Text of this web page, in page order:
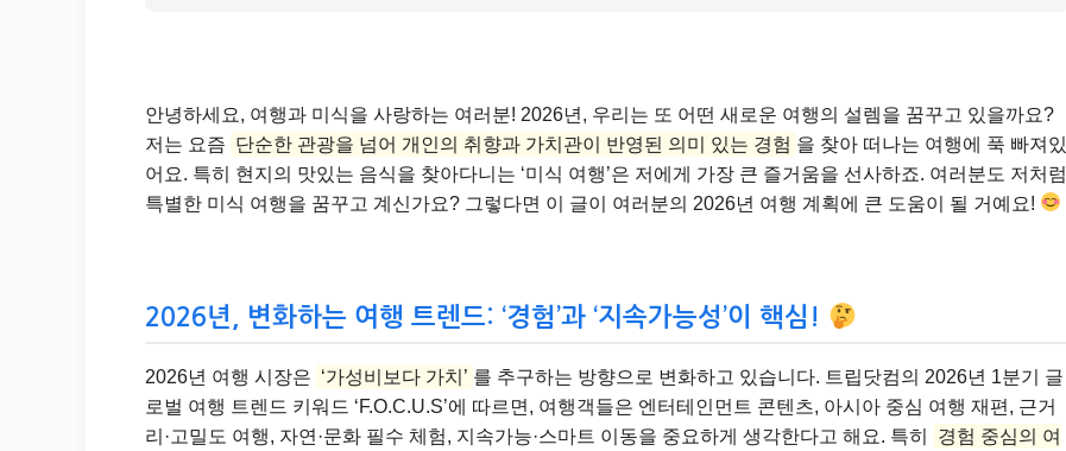
안녕하세요, 여행과 미식을 사랑하는 여러분! 2026년, 우리는 또 어떤 새로운 여행의 설렘을 꿈꾸고 있을까요?
저는 요즘 단순한 관광을 넘어 개인의 취향과 가치관이 반영된 의미 있는 경험 을 찾아 떠나는 여행에 푹 빠져있
어요. 특히 현지의 맛있는 음식을 찾아다니는 ‘미식 여행’은 저에게 가장 큰 즐거움을 선사하죠. 여러분도 저처럼
특별한 미식 여행을 꿈꾸고 계신가요? 그렇다면 이 글이 여러분의 2026년 여행 계획에 큰 도움이 될 거예요!
2026년, 변화하는 여행 트렌드: ‘경험’과 ‘지속가능성’이 핵심!
2026년 여행 시장은 ‘가성비보다 가치’ 를 추구하는 방향으로 변화하고 있습니다. 트립닷컴의 2026년 1분기 글
로벌 여행 트렌드 키워드 ‘F.O.C.U.S’에 따르면, 여행객들은 엔터테인먼트 콘텐츠, 아시아 중심 여행 재편, 근거
리·고밀도 여행, 자연·문화 필수 체험, 지속가능·스마트 이동을 중요하게 생각한다고 해요. 특히
경험 중심의 여